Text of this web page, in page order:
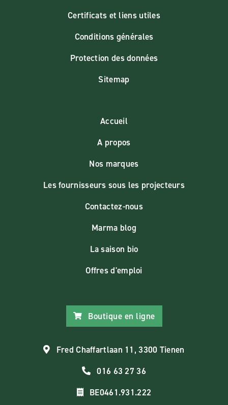
Certificats et liens utiles
Conditions générales
Protection des données
Sitemap
Accueil
A propos
Nos marques
Les fournisseurs sous les projecteurs
Contactez-nous
Marma blog
La saison bio
Offres d'emploi
Boutique en ligne
Fred Chaffartlaan 11, 3300 Tienen
016 63 27 36
BE0461.931.222